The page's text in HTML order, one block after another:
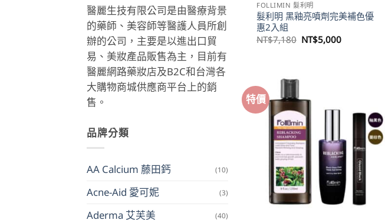
醫麗生技有限公司是由醫療背景
的藥師、美容師等醫護人員所創
辦的公司，主要是以進出口貿
易、美妝產品販售為主，目前有
醫麗網路藥妝店及B2C和台灣各
大購物商城供應商平台上的銷
售。
品牌分類
AA Calcium 藤田鈣 (10)
Acne-Aid 愛可妮 (3)
Aderma 艾芙美 (40)
FOLLIMIN 髮利明
髮利明 黑釉亮噴劑完美補色優
惠2入組
NT$7,180 原
NT$5,000目
特價